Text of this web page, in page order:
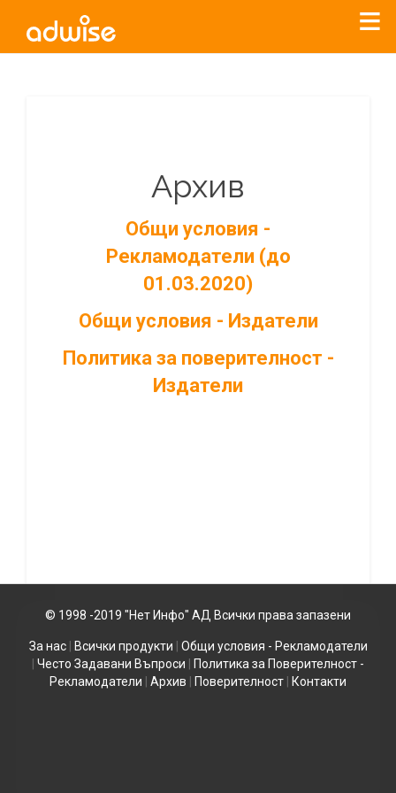
Архив
Общи условия -
Рекламодатели (до
01.03.2020)
Общи условия - Издатели
Политика за поверителност -
Издатели
© 1998 -2019 "Нет Инфо" АД Всички права запазени
За нас| Всички продукти
Общи условия - Рекламодатели
Често Задавани Въпроси
Политика за Поверителност -
Рекламодатели
Архив Поверителност Контакти